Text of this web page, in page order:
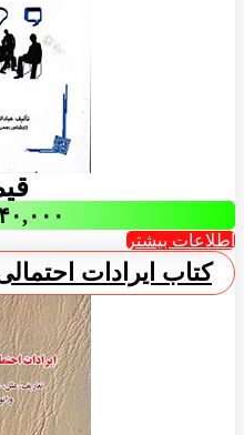
اطلاعات بیشتر
کتاب ایرادات